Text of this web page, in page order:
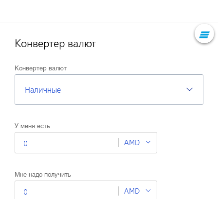
Конвертер валют
Конвертер валют
Наличные
У меня есть
AMD
Мне надо получить
AMD